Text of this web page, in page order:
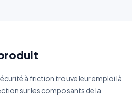
à friction trouve leur emploi là
sur les composants de la